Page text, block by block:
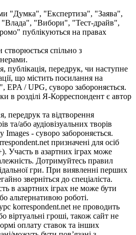
"Думка", "Експертиза", "Заява",
"Влада", "Вибори", "Тест-драйв",
публікуються на правах
спільно з
публікація, передрук, чи наступне
що містить посилання на
EPA / UPG, суворо забороняється.
в розділі Я-Корреспондент є автор
передрук та відтворення
та/або аудіовізуальних творів
Images - суворо забороняється.
призначені для осіб
Участь в азартних іграх може
Дотримуйтесь правил
гри. При виявленні перших
зверніться до спеціаліста.
в азартних іграх не може бути
альтернативою роботі.
korrespondent.net не проводить
віртуальні гроші, також сайт не
оплату ставок та інших